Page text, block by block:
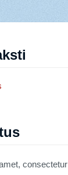
consectetur